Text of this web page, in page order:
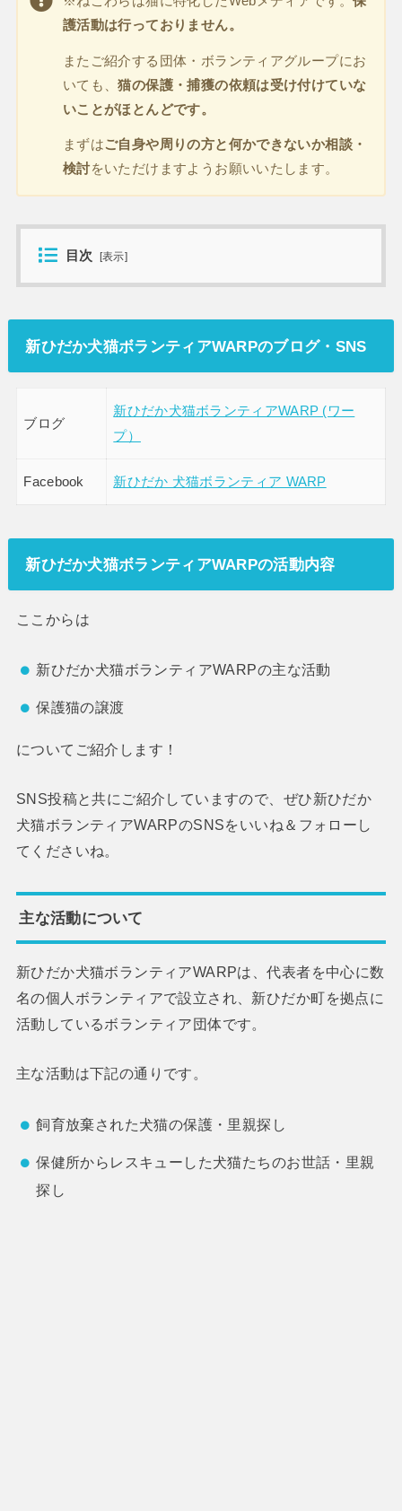
護活動は行っておりません。
またご紹介する団体・ボランティアグループにお
いても、猫の保護・捕獲の依頼は受け付けていな
いことがほとんどです。
まずはご自身や周りの方と何かできないか相談・
検討をいただけますようお願いいたします。
目次 [表示]
新ひだか犬猫ボランティアWARPのブログ・SNS
ブログ
新ひだか犬猫ボランティアWARP (ワー
プ）
Facebook 新ひだか 犬猫ボランティア WARP
新ひだか犬猫ボランティアWARPの活動内容
ここからは
新ひだか犬猫ボランティアWARPの主な活動
保護猫の譲渡
についてご紹介します！
SNS投稿と共にご紹介していますので、ぜひ新ひだか
犬猫ボランティアWARPのSNSをいいね＆フォローし
てくださいね。
主な活動について
新ひだか犬猫ボランティアWARPは、代表者を中心に数
名の個人ボランティアで設立され、新ひだか町を拠点に
活動しているボランティア団体です。
主な活動は下記の通りです。
飼育放棄された犬猫の保護・里親探し
保健所からレスキューした犬猫たちのお世話・里親
探し